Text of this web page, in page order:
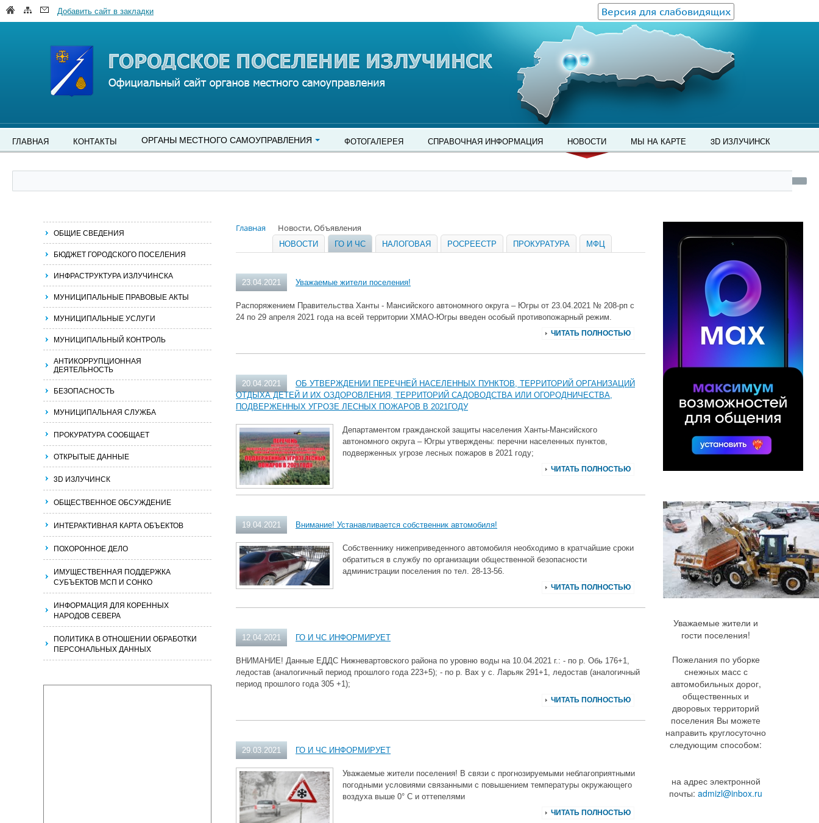
Версия для слабовидящих
Добавить сайт в закладки
ГЛАВНАЯ КОНТАКТЫ ОРГАНЫ МЕСТНОГО САМОУПРАВЛЕНИЯ ФОТОГАЛЕРЕЯ СПРАВОЧНАЯ ИНФОРМАЦИЯ НОВОСТИ МЫ НА КАРТЕ 3D ИЗЛУЧИНСК
Главная Новости, Объявления
НОВОСТИ ГО И ЧС НАЛОГОВАЯ РОСРЕЕСТР ПРОКУРАТУРА МФЦ
23.04.2021 Уважаемые жители поселения!
Распоряжением Правительства Ханты - Мансийского автономного округа – Югры от 23.04.2021 № 208-рп с
24 по 29 апреля 2021 года на всей территории ХМАО-Югры введен особый противопожарный режим.
ЧИТАТЬ ПОЛНОСТЬЮ
20.04.2021
ОБ УТВЕРЖДЕНИИ ПЕРЕЧНЕЙ НАСЕЛЕННЫХ ПУНКТОВ, ТЕРРИТОРИЙ ОРГАНИЗАЦИЙ
ОТДЫХА ДЕТЕЙ И ИХ ОЗДОРОВЛЕНИЯ, ТЕРРИТОРИЙ САДОВОДСТВА ИЛИ ОГОРОДНИЧЕСТВА,
ПОДВЕРЖЕННЫХ УГРОЗЕ ЛЕСНЫХ ПОЖАРОВ В 2021ГОДУ
Департаментом гражданской защиты населения Ханты-Мансийского
автономного округа – Югры утверждены: перечни населенных пунктов,
подверженных угрозе лесных пожаров в 2021 году;
ЧИТАТЬ ПОЛНОСТЬЮ
19.04.2021 Внимание! Устанавливается собственник автомобиля!
Собственнику нижеприведенного автомобиля необходимо в кратчайшие сроки
обратиться в службу по организации общественной безопасности
администрации поселения по тел. 28-13-56.
ЧИТАТЬ ПОЛНОСТЬЮ
12.04.2021 ГО И ЧС ИНФОРМИРУЕТ
ВНИМАНИЕ! Данные ЕДДС Нижневартовского района по уровню воды на 10.04.2021 г.: - по р. Обь 176+1,
ледостав (аналогичный период прошлого года 223+5); - по р. Вах у с. Ларьяк 291+1, ледостав (аналогичный
период прошлого года 305 +1);
ЧИТАТЬ ПОЛНОСТЬЮ
29.03.2021 ГО И ЧС ИНФОРМИРУЕТ
Уважаемые жители поселения! В связи с прогнозируемыми неблагоприятными
погодными условиями связанными с повышением температуры окружающего
воздуха выше 0° С и оттепелями
ЧИТАТЬ ПОЛНОСТЬЮ
ОБЩИЕ СВЕДЕНИЯ
БЮДЖЕТ ГОРОДСКОГО ПОСЕЛЕНИЯ
ИНФРАСТРУКТУРА ИЗЛУЧИНСКА
МУНИЦИПАЛЬНЫЕ ПРАВОВЫЕ АКТЫ
МУНИЦИПАЛЬНЫЕ УСЛУГИ
МУНИЦИПАЛЬНЫЙ КОНТРОЛЬ
АНТИКОРРУПЦИОННАЯ
ДЕЯТЕЛЬНОСТЬ
БЕЗОПАСНОСТЬ
МУНИЦИПАЛЬНАЯ СЛУЖБА
ПРОКУРАТУРА СООБЩАЕТ
ОТКРЫТЫЕ ДАННЫЕ
3D ИЗЛУЧИНСК
ОБЩЕСТВЕННОЕ ОБСУЖДЕНИЕ
ИНТЕРАКТИВНАЯ КАРТА ОБЪЕКТОВ
ПОХОРОННОЕ ДЕЛО
ИМУЩЕСТВЕННАЯ ПОДДЕРЖКА
СУБЪЕКТОВ МСП И СОНКО
ИНФОРМАЦИЯ ДЛЯ КОРЕННЫХ
НАРОДОВ СЕВЕРА
ПОЛИТИКА В ОТНОШЕНИИ ОБРАБОТКИ
ПЕРСОНАЛЬНЫХ ДАННЫХ
Уважаемые жители и
гости поселения!
Пожелания по уборке
снежных масс с
автомобильных дорог,
общественных и
дворовых территорий
поселения Вы можете
направить круглосуточно
следующим способом:
на адрес электронной
почты:admizl@inbox.ru